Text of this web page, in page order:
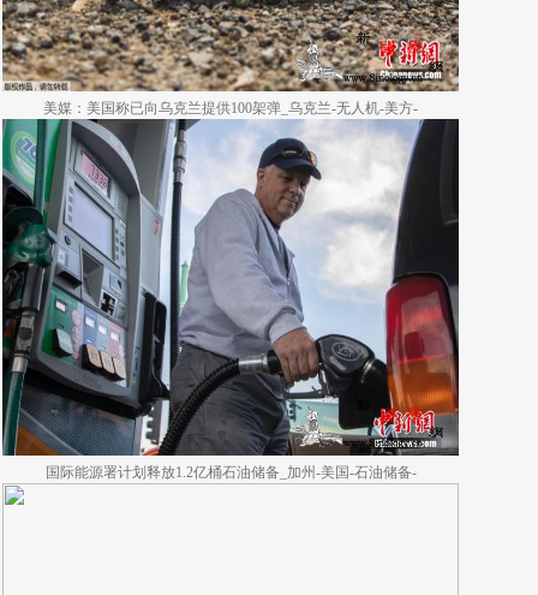
美媒：美国称已向乌克兰提供100架弹_乌克兰-无人机-美方-
国际能源署计划释放1.2亿桶石油储备_加州-美国-石油储备-